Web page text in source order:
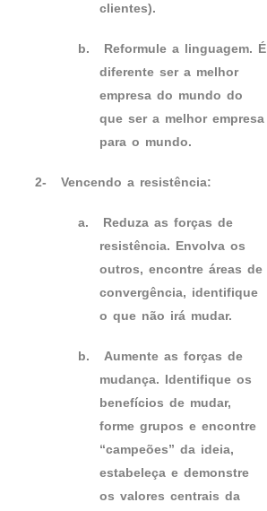
clientes).
b.
Reformule a linguagem. É
diferente ser a melhor
empresa do mundo do
que ser a melhor empresa
para o mundo.
2- Vencendo a resistência:
a.
Reduza as forças de
resistência. Envolva os
outros, encontre áreas de
convergência, identifique
o que não irá mudar.
b.
Aumente as forças de
mudança. Identifique os
benefícios de mudar,
forme grupos e encontre
“campeões” da ideia,
estabeleça e demonstre
os valores centrais da